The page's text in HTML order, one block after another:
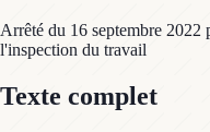
Arrêté du 16 septembre 2022
l'inspection du travail
Texte complet